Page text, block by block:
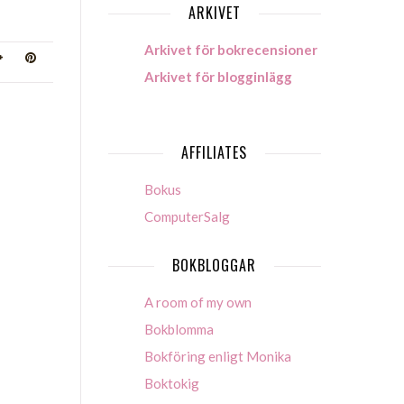
ARKIVET
Arkivet för bokrecensioner
Arkivet för blogginlägg
AFFILIATES
Bokus
ComputerSalg
BOKBLOGGAR
A room of my own
Bokblomma
Bokföring enligt Monika
Boktokig